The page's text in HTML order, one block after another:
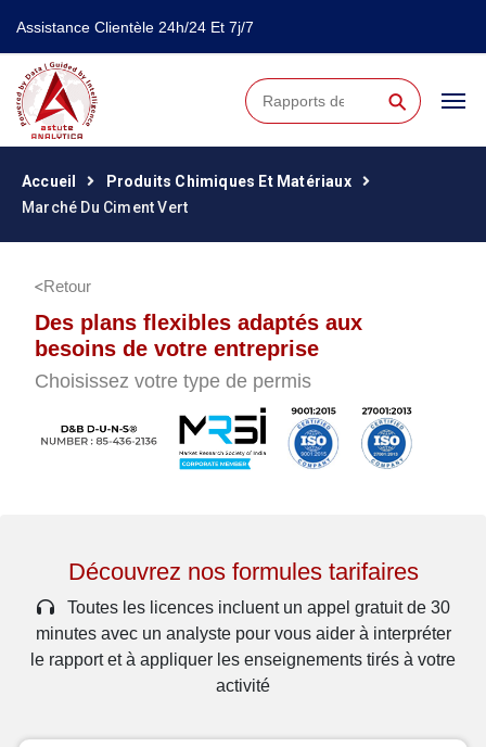
Assistance Clientèle 24h/24 Et 7j/7
⚲
Accueil
Produits Chimiques Et Matériaux
Marché Du Ciment Vert
Retour
Des plans flexibles adaptés aux
besoins de votre entreprise
Choisissez votre type de permis
Découvrez nos formules tarifaires
Toutes les licences incluent un appel gratuit de 30
minutes avec un analyste pour vous aider à interpréter
le rapport et à appliquer les enseignements tirés à votre
activité